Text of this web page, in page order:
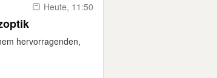
Heute, 11:50
hervorragenden,